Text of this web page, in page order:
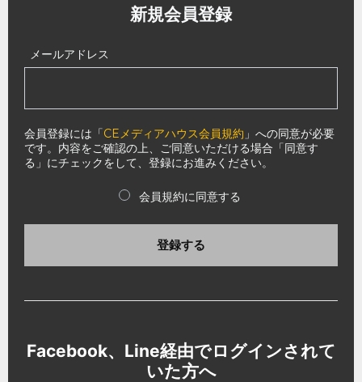
新規会員登録
メールアドレス
会員登録には「CEメディアハウス会員規約 」への同意が必要
です。内容をご確認の上、ご同意いただける場合「同意す
る」にチェックをして、登録にお進みください。
会員規約に同意する
登録する
Facebook、Line経由でログインされて
いた方へ